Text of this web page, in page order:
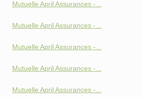
Mutuelle April Assurances -...
Mutuelle April Assurances -...
Mutuelle April Assurances -...
Mutuelle April Assurances -...
Mutuelle April Assurances -...